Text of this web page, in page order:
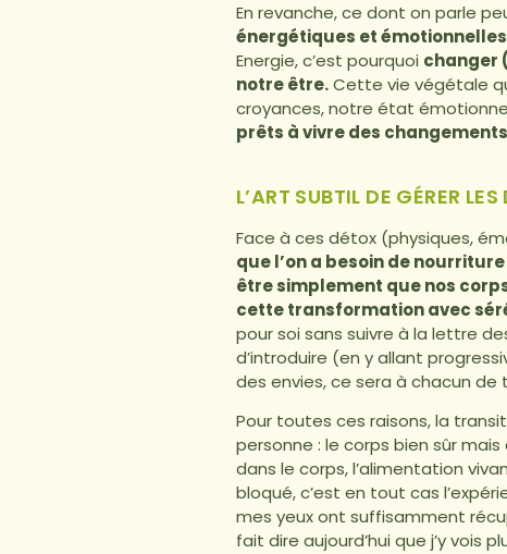
En revanche, ce dont on parle
énergétiques et
Energie, c’est pourquoi changer
notre être.Cette vie végétale
croyances, notre état
prêts à vivre des
L’ART SUBTIL DE GÉRER
Face à ces détox (physiques,
que l’on a besoin de
être simplement que nos
cette transformation avec
pour soi sans suivre à la lettre
d’introduire (en y allant
des envies, ce sera à chacun
Pour toutes ces raisons, la
personne : le corps bien sûr
dans le corps, l’alimentation
bloqué, c’est en tout cas
mes yeux ont suffisamment
fait dire aujourd’hui que j’y vois